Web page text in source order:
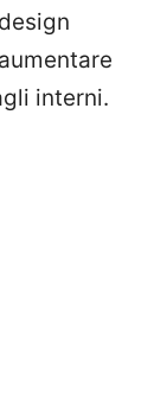
interni.